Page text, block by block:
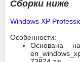
Сборки ниже
Windows XP
Особенности:
Основана